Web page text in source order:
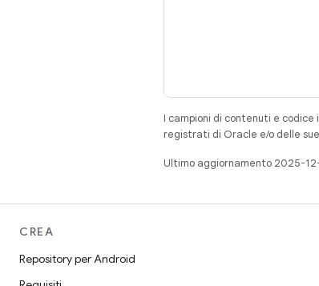
I campioni di contenuti e
registrati di Oracle e/o delle
Ultimo aggiornamento 2025-
CREA
Repository per Android